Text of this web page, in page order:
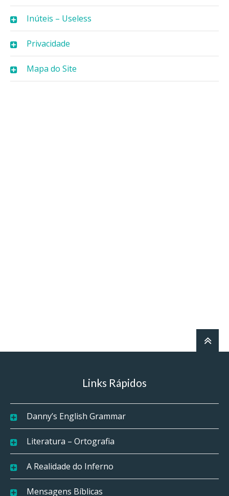
Inúteis – Useless
Privacidade
Mapa do Site
Links Rápidos
Danny’s English Grammar
Literatura – Ortografia
A Realidade do Inferno
Mensagens Bíblicas